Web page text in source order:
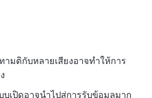
ามติกับหลายเสียงอาจทำให้การ
บเปิดอาจนำไปสู่การรับข้อมูลมาก